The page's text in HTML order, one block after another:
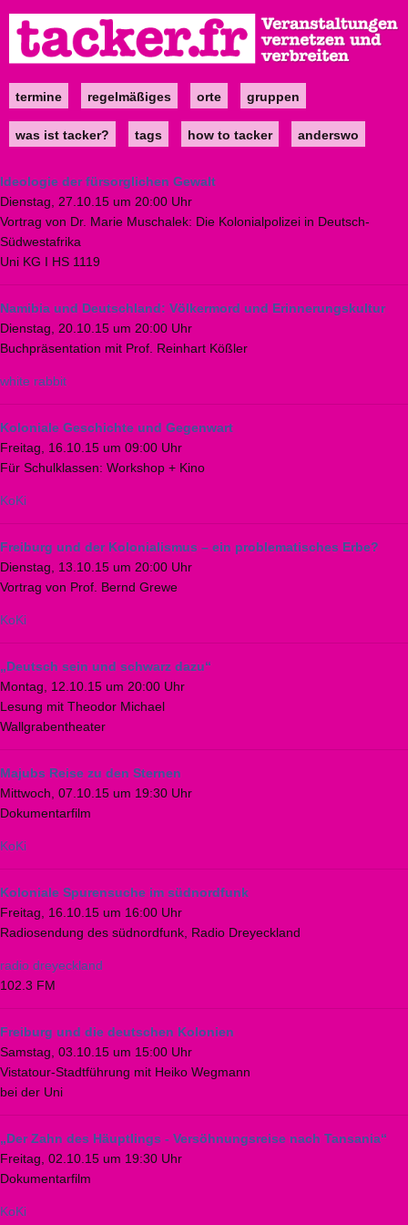
zum
Inhalt
Maintermine regelmäßiges orte gruppen
was ist tacker? tags how to tacker anderswo
Ideologie der fürsorglichen Gewalt
Dienstag, 27.10.15 um 20:00 Uhr
Vortrag von Dr. Marie Muschalek: Die Kolonialpolizei in Deutsch-
Südwestafrika
Uni KG I HS 1119
Namibia und Deutschland: Völkermord und Erinnerungskultur
Dienstag, 20.10.15 um 20:00 Uhr
Buchpräsentation mit Prof. Reinhart Kößler
white rabbit
Koloniale Geschichte und Gegenwart
Freitag, 16.10.15 um 09:00 Uhr
Für Schulklassen: Workshop + Kino
KoKi
Freiburg und der Kolonialismus – ein problematisches Erbe?
Dienstag, 13.10.15 um 20:00 Uhr
Vortrag von Prof. Bernd Grewe
KoKi
„Deutsch sein und schwarz dazu“
Montag, 12.10.15 um 20:00 Uhr
Lesung mit Theodor Michael
Wallgrabentheater
Majubs Reise zu den Sternen
Mittwoch, 07.10.15 um 19:30 Uhr
Dokumentarfilm
KoKi
Koloniale Spurensuche im südnordfunk
Freitag, 16.10.15 um 16:00 Uhr
Radiosendung des südnordfunk, Radio Dreyeckland
radio dreyeckland
102.3 FM
Freiburg und die deutschen Kolonien
Samstag, 03.10.15 um 15:00 Uhr
Vistatour-Stadtführung mit Heiko Wegmann
bei der Uni
„Der Zahn des Häuptlings - Versöhnungsreise nach Tansania“
Freitag, 02.10.15 um 19:30 Uhr
Dokumentarfilm
KoKi